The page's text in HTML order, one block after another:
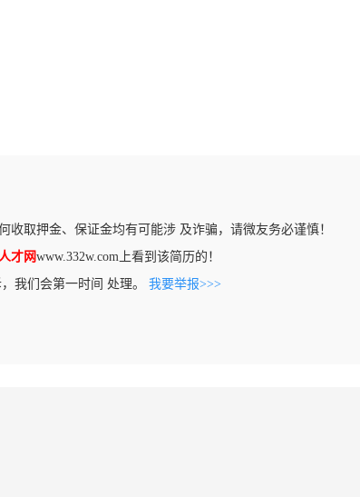
收取押金、保证金均有可能涉 及诈骗，请微友务必谨慎！
才网www.332w.com上看到该简历的！
我们会第一时间 处理。 我要举报>>>